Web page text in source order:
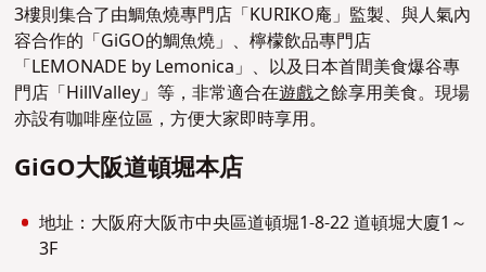
3樓則集合了由鯛魚燒專門店「KURIKO庵」監製、與人氣內
容合作的「GiGO的鯛魚燒」、檸檬飲品專門店
「LEMONADE by Lemonica」、以及日本首間美食爆谷專
門店「HillValley」等，非常適合在遊戲之餘享用美食。現場
亦設有咖啡座位區，方便大家即時享用。
GiGO大阪道頓堀本店
地址：大阪府大阪市中央區道頓堀1-8-22 道頓堀大廈1～
3F